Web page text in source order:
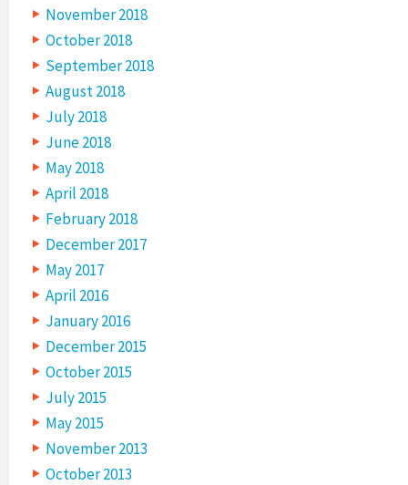
November 2018
October 2018
September 2018
August 2018
July 2018
June 2018
May 2018
April 2018
February 2018
December 2017
May 2017
April 2016
January 2016
December 2015
October 2015
July 2015
May 2015
November 2013
October 2013